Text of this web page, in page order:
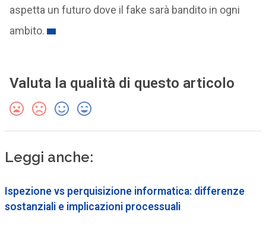
aspetta un futuro dove il fake sarà bandito in ogni
ambito.
Valuta la qualità di questo articolo
Leggi anche:
Ispezione vs perquisizione informatica: differenze
sostanziali e implicazioni processuali